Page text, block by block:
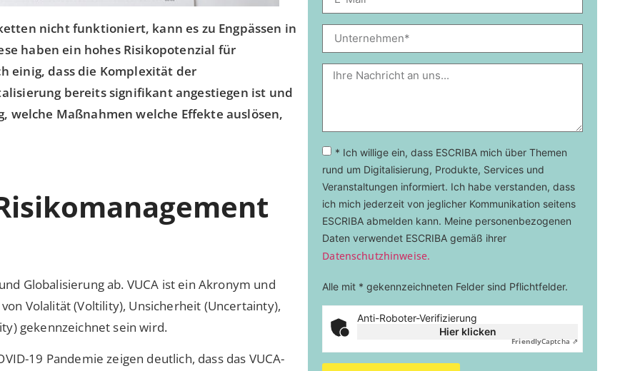
nicht funktioniert, kann es zu Engpässen in
haben ein hohes Risikopotenzial für
einig, dass die Komplexität der
bereits signifikant angestiegen ist und
Maßnahmen welche Effekte auslösen,
Globalisierung ab. VUCA ist ein Akronym und
Volalität (Voltility), Unsicherheit (Uncertainty),
gekennzeichnet sein wird.
19 Pandemie zeigen deutlich, dass das VUCA-
* Ich willige ein, dass ESCRIBA mich über Themen
rund um Digitalisierung, Produkte, Services und
Veranstaltungen informiert. Ich habe verstanden, dass
ich mich jederzeit von jeglicher Kommunikation seitens
ESCRIBA abmelden kann. Meine personenbezogenen
Daten verwendet ESCRIBA gemäß ihrer
Datenschutzhinweise.
Alle mit * gekennzeichneten Felder sind Pflichtfelder.
Anti-Roboter-Verifizierung
Hier klicken
FriendlyCaptcha ⇗